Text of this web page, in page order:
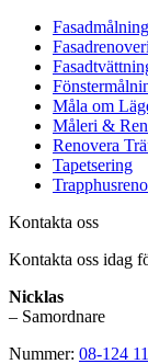
Fasadmålning
Måla om
Måleri &
Renovera
Tapetsering
Kontakta oss
Kontakta oss idag
Nicklas
– Samordnare
Nummer: 08-124